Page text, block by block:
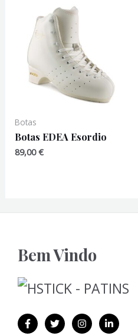
Botas
Botas EDEA Esordio
89,00€
Bem Vindo